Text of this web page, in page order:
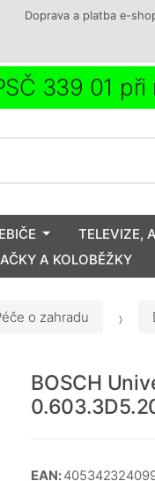
Doprava a platba e-
339 01
TELEVIZE,
A KOLOBĚŽKY
o zahradu
BOSCH
EAN: